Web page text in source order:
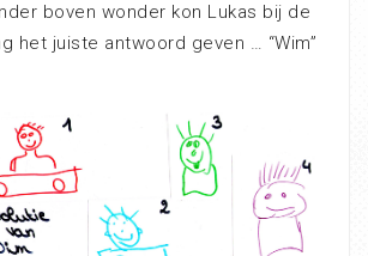
boven wonder kon Lukas bij de
het juiste antwoord geven … “Wim”